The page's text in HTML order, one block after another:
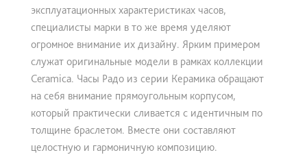
эксплуатационных характеристиках часов,
специалисты марки в то же время уделяют
огромное внимание их дизайну. Ярким примером
служат оригинальные модели в рамках коллекции
Ceramica. Часы Радо из серии Керамика обращают
на себя внимание прямоугольным корпусом,
который практически сливается с идентичным по
толщине браслетом. Вместе они составляют
целостную и гармоничную композицию.